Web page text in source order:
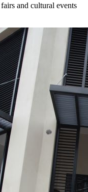
and cultural events